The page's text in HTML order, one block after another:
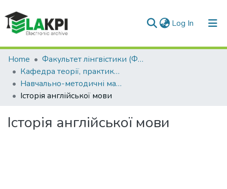
Log In (current)
Communities & Collections
All of DSpace
Statistics
Home
Факультет лінгвістики (ФЛ)
Кафедра теорії, практики та перекладу англійської мови (КТППАМ)
Навчально-методичні матеріали (КТППАМ)
Історія англійської мови
Історія англійської мови